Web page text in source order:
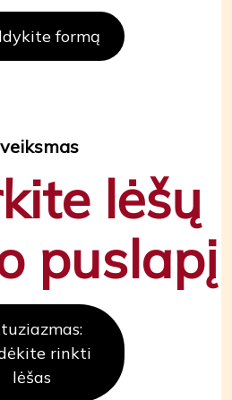
formą
lėšų
puslapį
rinkti
lėšas